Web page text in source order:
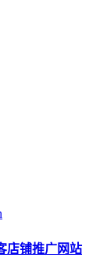
店铺推广网站